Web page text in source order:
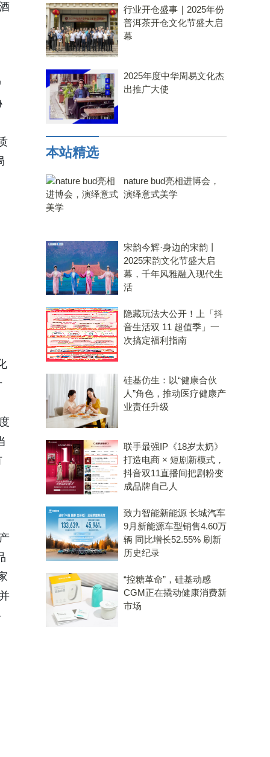
行业开仓盛事｜2025年份
普洱茶开仓文化节盛大启
幕
2025年度中华周易文化杰
出推广大使
本站精选
nature bud亮相进博会，
演绎意式美学
宋韵今辉·身边的宋韵丨
2025宋韵文化节盛大启
幕，千年风雅融入现代生
活
隐藏玩法大公开！上「抖
音生活双 11 超值季」一
次搞定福利指南
硅基仿生：以“健康合伙
人”角色，推动医疗健康产
业责任升级
联手最强IP《18岁太奶》
打造电商 × 短剧新模式，
抖音双11直播间把剧粉变
成品牌自己人
致力智能新能源 长城汽车
9月新能源车型销售4.60万
辆 同比增长52.55% 刷新
历史纪录
“控糖革命”，硅基动感
CGM正在撬动健康消费新
市场